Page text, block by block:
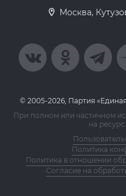
Москва,
© 2005-2026, Партия
При полном или частичном
на
Политика
Политика в отношении
Согласие на